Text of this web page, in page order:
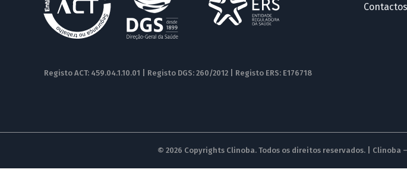
Registo ACT: 459.04.1.10.01 | Registo DGS: 260/2012 | Registo ERS: E176718
Contactos
© 2026 Copyrights Clinoba. Todos os direitos reservados. | Clinoba